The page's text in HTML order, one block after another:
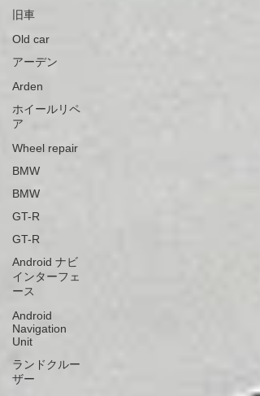
旧車
Old car
アーデン
Arden
ホイールリペ
ア
Wheel repair
BMW
BMW
GT-R
GT-R
Android ナビ
インターフェ
ース
Android
Navigation
Unit
ランドクルー
ザー